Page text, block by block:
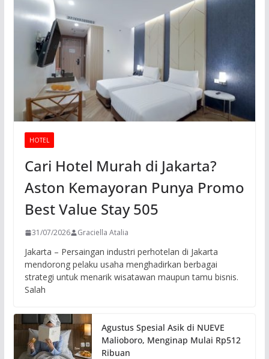
HOTEL
Cari Hotel Murah di Jakarta?
Aston Kemayoran Punya Promo
Best Value Stay 505
31/07/2026 Graciella Atalia
Jakarta – Persaingan industri perhotelan di Jakarta
mendorong pelaku usaha menghadirkan berbagai
strategi untuk menarik wisatawan maupun tamu bisnis.
Salah
Agustus Spesial Asik di NUEVE
Malioboro, Menginap Mulai Rp512
Ribuan